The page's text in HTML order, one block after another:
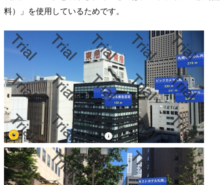
料）」を使用しているためです。